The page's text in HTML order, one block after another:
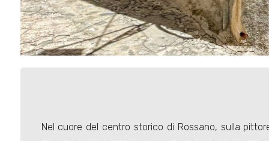
Nel cuore del centro storico di Rossano, sulla